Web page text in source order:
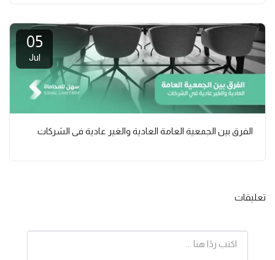
05
Jul
الفرق بين الجمعية العامة العادية والغير عادية في الشركات
تعليقات